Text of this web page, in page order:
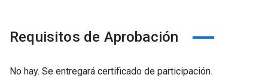
Requisitos de Aprobación
No hay. Se entregará certificado de participación.